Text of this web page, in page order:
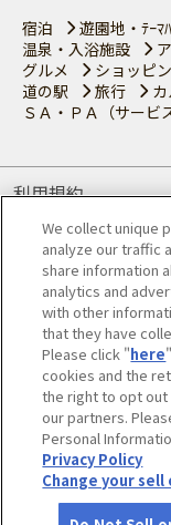
宿泊
遊園地・ﾃｰﾏ
温泉・入浴施設
グルメ
ショッピ
道の駅
旅行
ＳＡ・ＰＡ（サービ
利用規約
個人情報の取り扱
会員優待サービス
JAFホームページ
© JAPAN
We collect unique
analyze our traffic
share information
analytics and
with other
that they have
Please click "here
cookies and the
the right to opt out
our partners.
Personal
Privacy Policy
Change your